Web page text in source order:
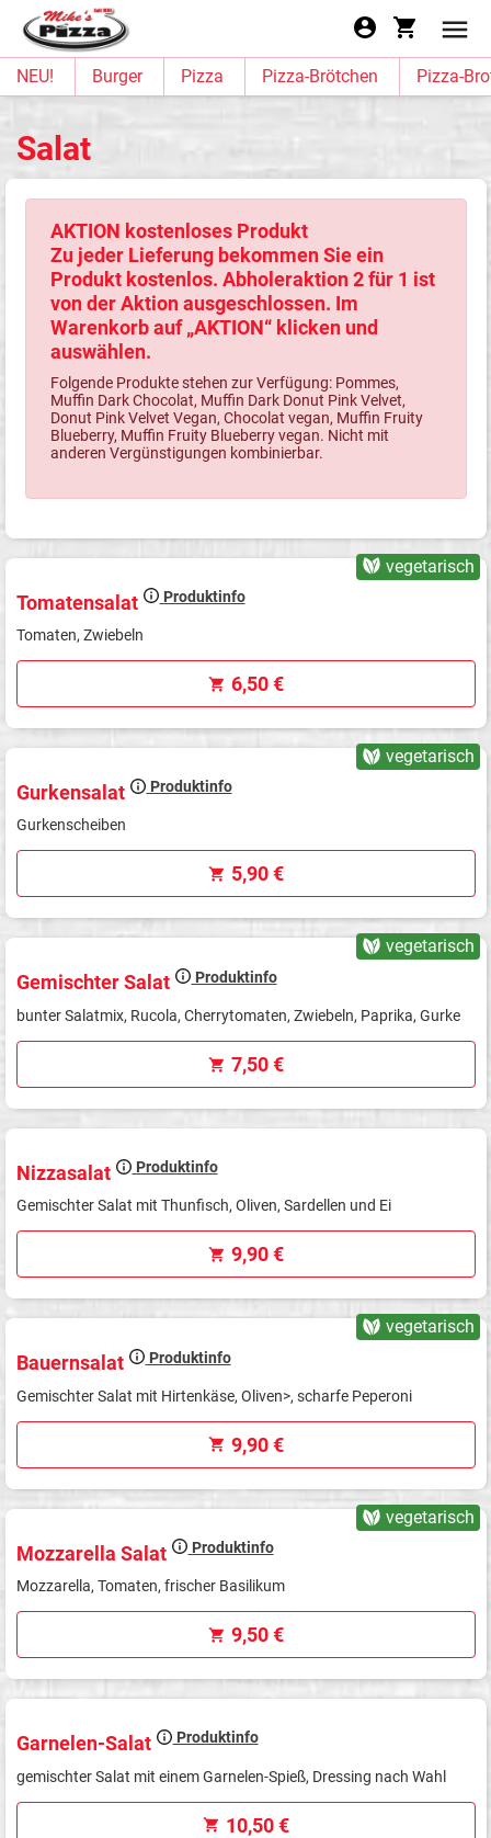
NEU! Burger Pizza Pizza-Brötchen Pizza-
Salat
AKTION kostenloses Produkt
Zu jeder Lieferung bekommen Sie ein
Produkt kostenlos. Abholeraktion 2 für 1 ist
von der Aktion ausgeschlossen. Im
Warenkorb auf „AKTION“ klicken und
auswählen.
Folgende Produkte stehen zur Verfügung: Pommes,
Muffin Dark Chocolat, Muffin Dark Donut Pink Velvet,
Donut Pink Velvet Vegan, Chocolat vegan, Muffin Fruity
Blueberry, Muffin Fruity Blueberry vegan. Nicht mit
anderen Vergünstigungen kombinierbar.
vegetarisch
Tomatensalat Produktinfo
Tomaten, Zwiebeln
6,50 €
vegetarisch
Gurkensalat Produktinfo
Gurkenscheiben
5,90 €
vegetarisch
Gemischter Salat Produktinfo
bunter Salatmix, Rucola, Cherrytomaten, Zwiebeln, Paprika, Gurke
7,50 €
Nizzasalat Produktinfo
Gemischter Salat mit Thunfisch, Oliven, Sardellen und Ei
9,90 €
vegetarisch
Bauernsalat Produktinfo
Gemischter Salat mit Hirtenkäse, Oliven>, scharfe Peperoni
9,90 €
vegetarisch
Mozzarella Salat Produktinfo
Mozzarella, Tomaten, frischer Basilikum
9,50 €
Garnelen-Salat Produktinfo
gemischter Salat mit einem Garnelen-Spieß, Dressing nach Wahl
10,50 €